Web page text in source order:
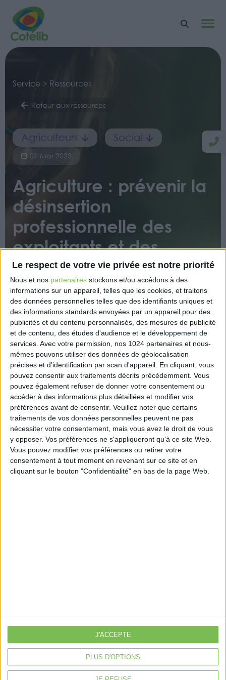
Le respect de votre vie privée est notre priorité
Nous et nos partenaires stockons et/ou accédons à des
informations sur un appareil, telles que les cookies, et traitons
des données personnelles telles que des identifiants uniques et
des informations standards envoyées par un appareil pour des
publicités et du contenu personnalisés, des mesures de publicité
et de contenu, des études d'audience et le développement de
services. Avec votre permission, nos 1024 partenaires et nous-
mêmes pouvons utiliser des données de géolocalisation
précises et d’identification par scan d'appareil. En cliquant, vous
pouvez consentir aux traitements décrits précédemment. Vous
pouvez également refuser de donner votre consentement ou
accéder à des informations plus détaillées et modifier vos
préférences avant de consentir. Veuillez noter que certains
traitements de vos données personnelles peuvent ne pas
nécessiter votre consentement, mais vous avez le droit de vous
y opposer. Vos préférences ne s'appliqueront qu’à ce site Web.
Vous pouvez modifier vos préférences ou retirer votre
consentement à tout moment en revenant sur ce site et en
cliquant sur le bouton "Confidentialité" en bas de la page Web.
PLUS D'OPTIONS
J'ACCEPTE
Service > Ressources
Retour aux ressources
Agriculteurs Social
01 Mar 2023
Agriculture : prévenir la
désinsertion
professionnelle des
exploitants et des
salariés
Les non-salariés et salariés agricoles en arrêt de
travail peuvent désormais bénéficier d’un essai
encadré, dispositif destiné à lutter contre la
désinsertion professionnelle des assurés.
https://www.eurex.fr/k4_19909955/
Découvrir Cotélib
Violette la comptable
Déclaration Impôt sur le Revenu